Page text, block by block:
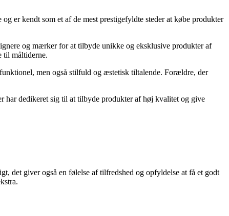
er kendt som et af de mest prestigefyldte steder at købe produkter
og mærker for at tilbyde unikke og eksklusive produkter af
til måltiderne.
men også stilfuld og æstetisk tiltalende. Forældre, der
har dedikeret sig til at tilbyde produkter af høj kvalitet og give
det giver også en følelse af tilfredshed og opfyldelse at få et godt